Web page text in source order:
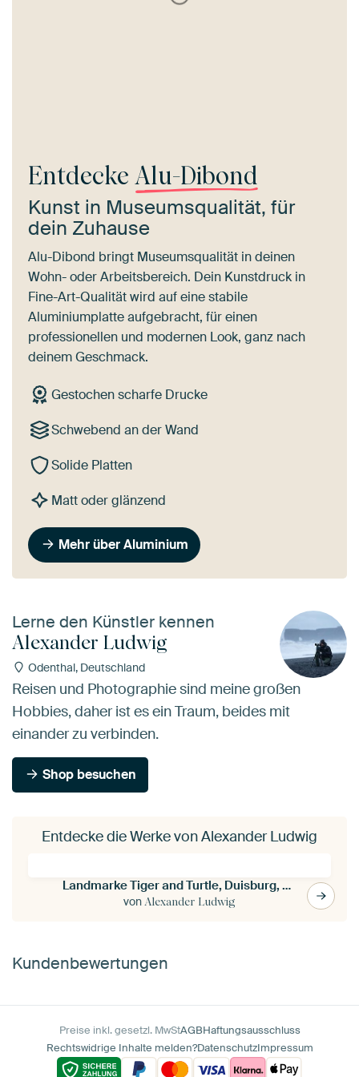
EntdeckeAlu-Dibond
Kunst in Museumsqualität, für
dein Zuhause
Alu-Dibond bringt Museumsqualität in deinen
Wohn- oder Arbeitsbereich. Dein Kunstdruck in
Fine-Art-Qualität wird auf eine stabile
Aluminiumplatte aufgebracht, für einen
professionellen und modernen Look, ganz nach
deinem Geschmack.
Gestochen scharfe Drucke
Schwebend an der Wand
Solide Platten
Matt oder glänzend
Mehr über Aluminium
Lerne den Künstler kennen
Alexander Ludwig
Odenthal, Deutschland
Reisen und Photographie sind meine großen
Hobbies, daher ist es ein Traum, beides mit
einander zu verbinden.
Shop besuchen
Entdecke die Werke von Alexander Ludwig
Landmarke Tiger and Turtle, Duisburg, Deutschland
vonAlexander Ludwig
Kundenbewertungen
Preise inkl. gesetzl. MwStAGBHaftungsausschluss
Rechtswidrige Inhalte melden?DatenschutzImpressum